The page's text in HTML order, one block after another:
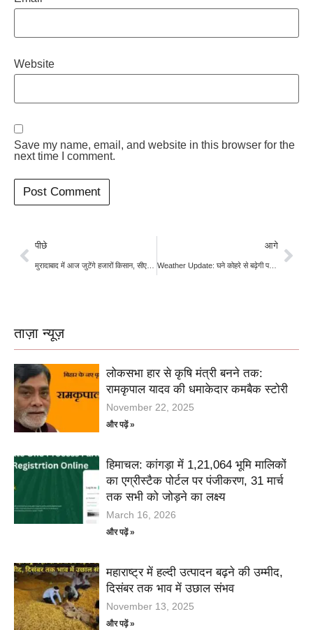
Website
Save my name, email, and website in this browser for the
next time I comment.
पीछे आगे
Weather Update: घने कोहरे से बढ़ेगी परेशानी, कई राज्यों में बारिश का अलर्ट
ताज़ा न्यूज़
लोकसभा हार से कृषि मंत्री बनने तक:
रामकृपाल यादव की धमाकेदार कमबैक स्टोरी
November 22, 2025
और पढ़ें »
हिमाचल: कांगड़ा में 1,21,064 भूमि मालिकों
का एग्रीस्टैक पोर्टल पर पंजीकरण, 31 मार्च
तक सभी को जोड़ने का लक्ष्य
March 16, 2026
और पढ़ें »
महाराष्ट्र में हल्दी उत्पादन बढ़ने की उम्मीद,
दिसंबर तक भाव में उछाल संभव
November 13, 2025
और पढ़ें »